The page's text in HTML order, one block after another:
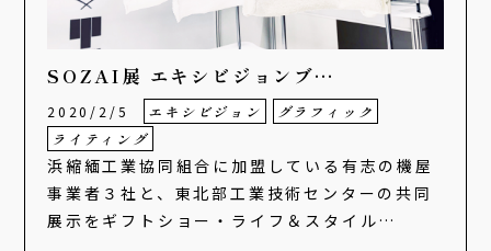
SOZAI展 エキシビジョンブ…
2020/2/5 エキシビジョン
グラフィック
ライティング
浜縮緬工業協同組合に加盟している有志の機屋
事業者３社と、東北部工業技術センターの共同
展示をギフトショー・ライフ＆スタイル…